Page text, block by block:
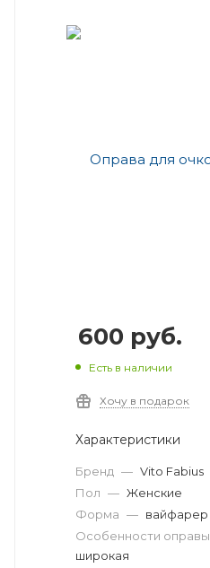
600 руб.
Есть в наличии
Хочу в подарок
Характеристики
Бренд — Vito Fabius
Пол — Женские
Форма — вайфарер
Особенности оправы
широкая